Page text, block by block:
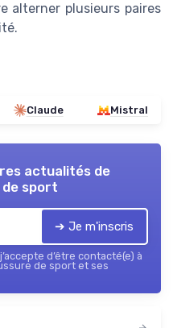
alterner plusieurs paires
Claude Mistral
actualités de
de sport
➔ Je m'inscris
d’être contacté(e) à
de sport et ses